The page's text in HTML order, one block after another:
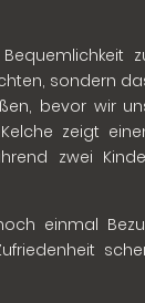
sondern
bevor wir
zeigt
zwei
einmal